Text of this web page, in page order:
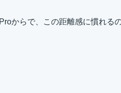
からで、この距離感に慣れる